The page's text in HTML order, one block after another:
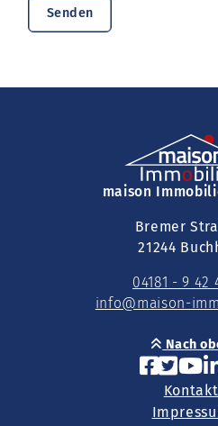
Senden
maison
Bremer
21244
04181 - 9 42
info@maison-
Nach
Kontakt